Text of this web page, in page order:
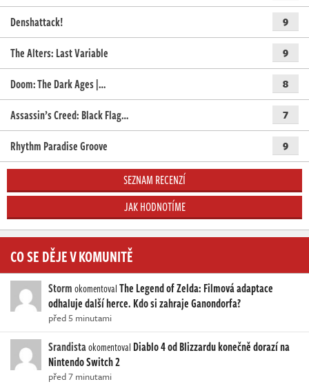
Denshattack! 9
The Alters: Last Variable 9
Doom: The Dark Ages |… 8
Assassin’s Creed: Black Flag… 7
Rhythm Paradise Groove 9
SEZNAM RECENZÍ
JAK HODNOTÍME
CO SE DĚJE V KOMUNITĚ
StormokomentovalThe Legend of Zelda: Filmová adaptace
odhaluje další herce. Kdo si zahraje Ganondorfa?
před 5 minutami
Srandistaokomentoval Diablo 4 od Blizzardu konečně dorazí na
Nintendo Switch 2
před 7 minutami